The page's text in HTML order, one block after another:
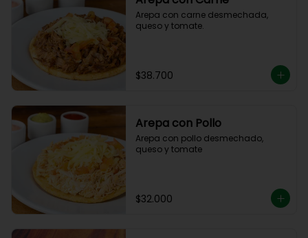
Arepa con carne desmechada,
queso y tomate.
$38.700
Arepa con Pollo
Arepa con pollo desmechado,
queso y tomate
$32.000